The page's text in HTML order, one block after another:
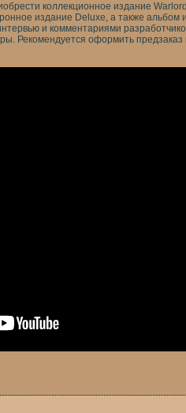
коллекционное издание
издание Deluxe, а также альбом
и комментариями
Рекомендуется оформить